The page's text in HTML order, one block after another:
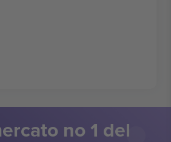
no 1 del